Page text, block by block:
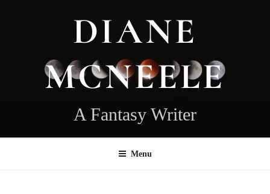
DIANE
MCNEELE
A Fantasy Writer
Menu